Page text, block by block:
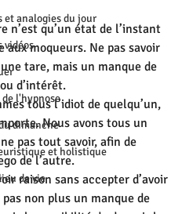
et analogies du jour
vidéos
l'hypnose
dimanche
et holistique
de vie
n’est qu’un état de l’instant
aux moqueurs. Ne pas savoir
une tare, mais un manque de
d’intérêt.
tous l’idiot de quelqu’un,
Nous avons tous un
pas tout savoir, afin de
de l’autre.
raison sans accepter d’avoir
non plus un manque de